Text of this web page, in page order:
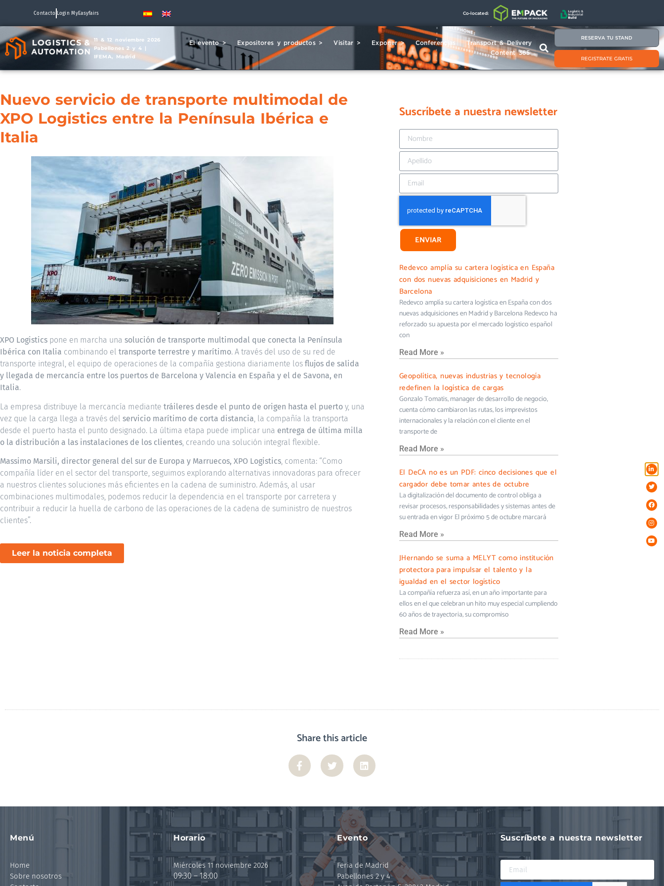
Contacto Login MyEasyfairs Co-located:
11 & 12 noviembre 2026
Pabellones 2 y 4 |
IFEMA, Madrid
El evento > Expositores y productos > Visitar > Exponer > Conferencias
Transport & Delivery
Content 365
RESERVA TU STAND
REGISTRATE GRATIS
Nuevo servicio de transporte multimodal de
XPO Logistics entre la Península Ibérica e
Italia
XPO Logistics pone en marcha una solución de transporte multimodal que conecta la Península
Ibérica con Italia combinando el transporte terrestre y marítimo. A través del uso de su red de
transporte integral, el equipo de operaciones de la compañía gestiona diariamente los flujos de salida
y llegada de mercancía entre los puertos de Barcelona y Valencia en España y el de Savona, en
Italia.
La empresa distribuye la mercancía mediante tráileres desde el punto de origen hasta el puerto y, una
vez que la carga llega a través del servicio marítimo de corta distancia , la compañía la transporta
desde el puerto hasta el punto designado. La última etapa puede implicar una entrega de última milla
o la distribución a las instalaciones de los clientes , creando una solución integral flexible.
Massimo Marsili, director general del sur de Europa y Marruecos, XPO Logistics, comenta: “Como
compañía líder en el sector del transporte, seguimos explorando alternativas innovadoras para ofrecer
a nuestros clientes soluciones más eficientes en la cadena de suministro. Además, al usar
combinaciones multimodales, podemos reducir la dependencia en el transporte por carretera y
contribuir a reducir la huella de carbono de las operaciones de la cadena de suministro de nuestros
clientes”.
Leer la noticia completa
Suscríbete a nuestra newsletter
ENVIAR
Redevco amplía su cartera logística en España
con dos nuevas adquisiciones en Madrid y
Barcelona
Redevco amplía su cartera logística en España con dos
nuevas adquisiciones en Madrid y Barcelona Redevco ha
reforzado su apuesta por el mercado logístico español
con
Read More »
Geopolítica, nuevas industrias y tecnología
redefinen la logística de cargas
Gonzalo Tomatis, manager de desarrollo de negocio,
cuenta cómo cambiaron las rutas, los imprevistos
internacionales y la relación con el cliente en el
transporte de
Read More »
El DeCA no es un PDF: cinco decisiones que el
cargador debe tomar antes de octubre
La digitalización del documento de control obliga a
revisar procesos, responsabilidades y sistemas antes de
su entrada en vigor El próximo 5 de octubre marcará
Read More »
JHernando se suma a MELYT como institución
protectora para impulsar el talento y la
igualdad en el sector logístico
La compañía refuerza así, en un año importante para
ellos en el que celebran un hito muy especial cumpliendo
60 años de trayectoria, su compromiso
Read More »
Share this article
Menú
Home
Sobre nosotros
Horario
Miércoles 11 noviembre 2026
09:30 – 18:00
Evento
Feria de Madrid
Pabellones 2 y 4
Suscríbete a nuestra newsletter